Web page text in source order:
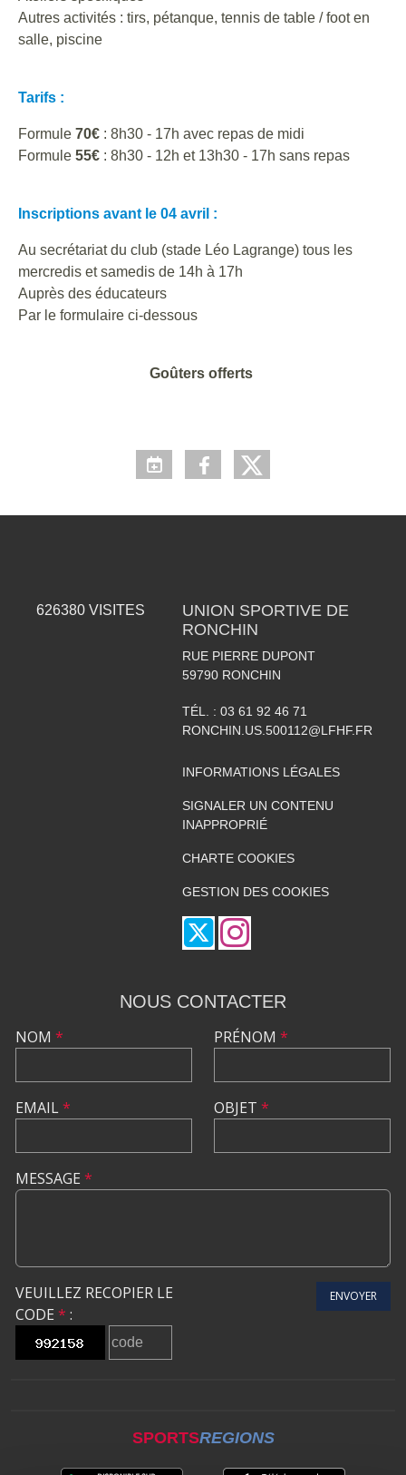
Autres activités : tirs, pétanque, tennis de table / foot en
salle, piscine
Tarifs :
Formule 70€ : 8h30 - 17h avec repas de midi
Formule 55€ : 8h30 - 12h et 13h30 - 17h sans repas
Inscriptions avant le 04 avril :
Au secrétariat du club (stade Léo Lagrange) tous les
mercredis et samedis de 14h à 17h
Auprès des éducateurs
Par le formulaire ci-dessous
Goûters offerts
626380 VISITES
UNION SPORTIVE DE
RONCHIN
RUE PIERRE DUPONT
59790 RONCHIN
TÉL. : 03 61 92 46 71
RONCHIN.US.500112@LFHF.FR
INFORMATIONS LÉGALES
SIGNALER UN CONTENU
INAPPROPRIÉ
CHARTE COOKIES
GESTION DES COOKIES
NOUS CONTACTER
NOM *
EMAIL*
PRÉNOM *
OBJET *
MESSAGE *
VEUILLEZ RECOPIER LE
CODE * :
ENVOYER
SPORTSREGIONS